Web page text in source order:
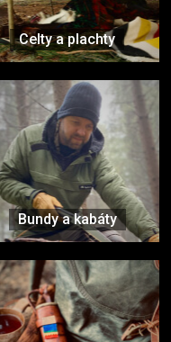
Celty a plachty
Bundy a kabáty